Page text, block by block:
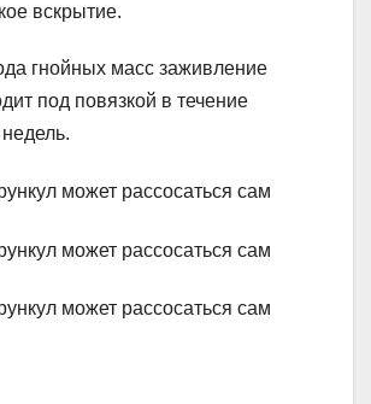
вскрытие.
гнойных масс заживление
под повязкой в течение